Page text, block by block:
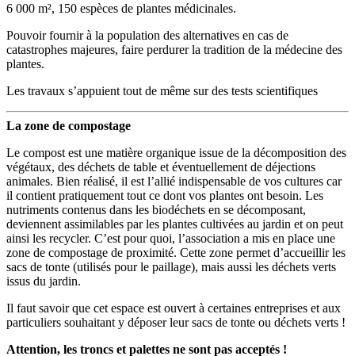
6 000 m², 150 espèces de plantes médicinales.
Pouvoir fournir à la population des alternatives en cas de
catastrophes majeures, faire perdurer la tradition de la médecine des
plantes.
Les travaux s’appuient tout de même sur des tests scientifiques
La zone de compostage
Le compost est une matière organique issue de la décomposition des
végétaux, des déchets de table et éventuellement de déjections
animales. Bien réalisé, il est l’allié indispensable de vos cultures car
il contient pratiquement tout ce dont vos plantes ont besoin. Les
nutriments contenus dans les biodéchets en se décomposant,
deviennent assimilables par les plantes cultivées au jardin et on peut
ainsi les recycler. C’est pour quoi, l’association a mis en place une
zone de compostage de proximité. Cette zone permet d’accueillir les
sacs de tonte (utilisés pour le paillage), mais aussi les déchets verts
issus du jardin.
Il faut savoir que cet espace est ouvert à certaines entreprises et aux
particuliers souhaitant y déposer leur sacs de tonte ou déchets verts !
Attention, les troncs et palettes ne sont pas acceptés !